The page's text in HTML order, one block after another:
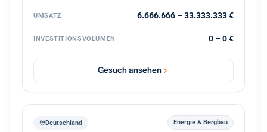
Sie nicht, mich zu kontaktieren. Bitte teilen. Danke!
UMSATZ 6.666.666 – 33.333.333 €
INVESTITIONSVOLUMEN 0 – 0 €
Gesuch ansehen
Deutschland Energie & Bergbau